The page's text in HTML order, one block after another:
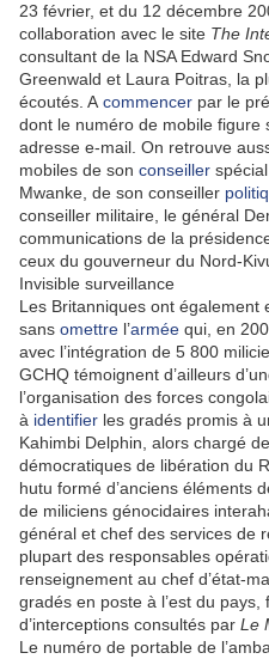
23 février, et du 12 décembre
collaboration avec le site The
consultant de la NSA Edward
Greenwald et Laura Poitras, la
écoutés. A commencer par le
dont le numéro de mobile figure
adresse e-mail. On retrouve
mobiles de son conseiller
Mwanke, de son conseiller
conseiller militaire, le général
communications de la
ceux du gouverneur du Nord-
Invisible surveillance
Les Britanniques ont également
sans omettre l’armée qui, en
avec l’intégration de 5 800
GCHQ témoignent d’ailleurs
l’organisation des forces
à identifier les gradés promis à
Kahimbi Delphin, alors chargé
démocratiques de libération du
hutu formé d’anciens éléments
de miliciens génocidaires
général et chef des services de
plupart des responsables
renseignement au chef d’état-
gradés en poste à l’est du
d’interceptions consultés par Le
Le numéro de portable de